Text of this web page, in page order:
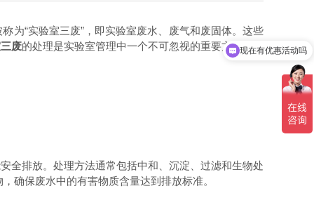
“实验室三废”，即实验室废水、废气和废固体。这些
废的处理是实验室管理中一个不可忽视的重要方面，它
排放。处理方法通常包括中和、沉淀、过滤和生物处
确保废水中的有害物质含量达到排放标准。
现在有优惠活动吗